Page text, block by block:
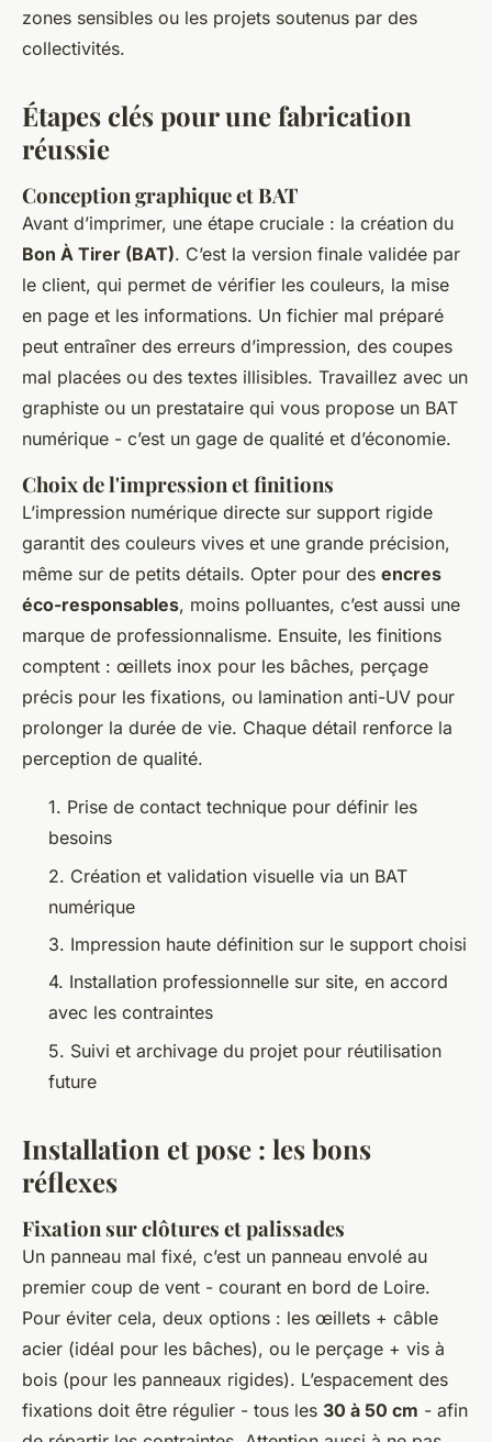
zones sensibles ou les projets soutenus par des
collectivités.
Étapes clés pour une fabrication
réussie
Conception graphique et BAT
Avant d’imprimer, une étape cruciale : la création du
Bon À Tirer (BAT). C’est la version finale validée par
le client, qui permet de vérifier les couleurs, la mise
en page et les informations. Un fichier mal préparé
peut entraîner des erreurs d’impression, des coupes
mal placées ou des textes illisibles. Travaillez avec un
graphiste ou un prestataire qui vous propose un BAT
numérique - c’est un gage de qualité et d’économie.
Choix de l'impression et finitions
L’impression numérique directe sur support rigide
garantit des couleurs vives et une grande précision,
même sur de petits détails. Opter pour des encres
éco-responsables, moins polluantes, c’est aussi une
marque de professionnalisme. Ensuite, les finitions
comptent : œillets inox pour les bâches, perçage
précis pour les fixations, ou lamination anti-UV pour
prolonger la durée de vie. Chaque détail renforce la
perception de qualité.
1. Prise de contact technique pour définir les
besoins
2. Création et validation visuelle via un BAT
numérique
3. Impression haute définition sur le support choisi
4. Installation professionnelle sur site, en accord
avec les contraintes
5. Suivi et archivage du projet pour réutilisation
future
Installation et pose : les bons
réflexes
Fixation sur clôtures et palissades
Un panneau mal fixé, c’est un panneau envolé au
premier coup de vent - courant en bord de Loire.
Pour éviter cela, deux options : les œillets + câble
acier (idéal pour les bâches), ou le perçage + vis à
bois (pour les panneaux rigides). L’espacement des
fixations doit être régulier - tous les 30 à 50 cm - afin